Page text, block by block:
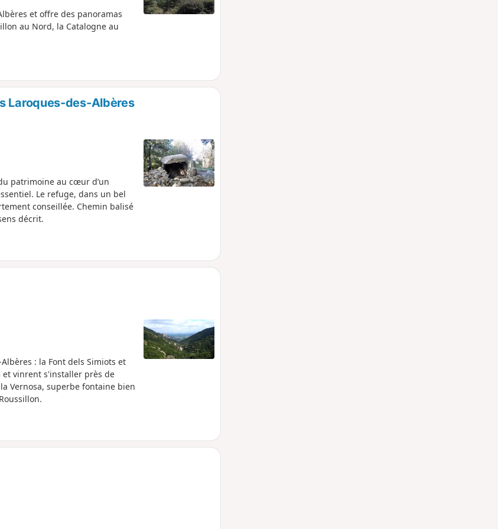
et offre des panoramas
au Nord, la Catalogne au
Laroques-des-Albères
patrimoine au cœur d’un
Le refuge, dans un bel
conseillée. Chemin balisé
décrit.
: la Font dels Simiots et
et vinrent s'installer près de
Vernosa, superbe fontaine bien